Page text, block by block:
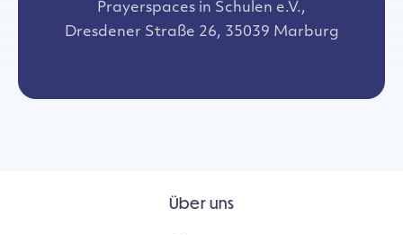
Prayerspaces in Schulen e.V.,
Dresdener Straße 26, 35039 Marburg
Über uns